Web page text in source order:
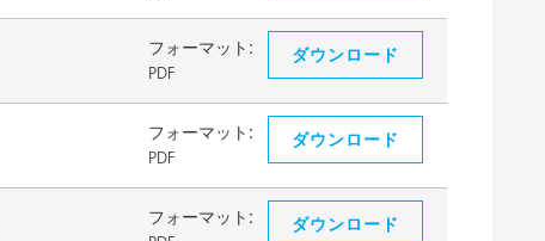
フォーマット:
PDF
ダウンロード
フォーマット:
PDF
ダウンロード
フォーマット:
ダウンロード